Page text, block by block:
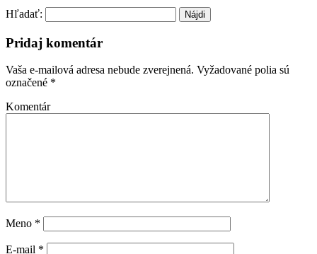
Hľadať:
Pridaj komentár
Vaša e-mailová adresa nebude zverejnená. Vyžadované polia sú
označené *
Komentár
Meno *
E-mail *